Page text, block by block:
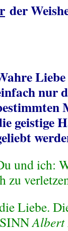
der
nur
geistige
und ich:
zu
Liebe.
SINNAlbert